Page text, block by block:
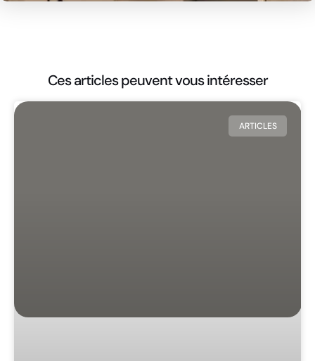
Ces articles peuvent vous intéresser
ARTICLES